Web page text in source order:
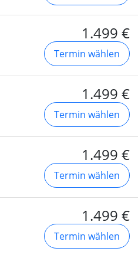
1.499 €
Termin wählen
1.499 €
Termin wählen
1.499 €
Termin wählen
1.499 €
Termin wählen